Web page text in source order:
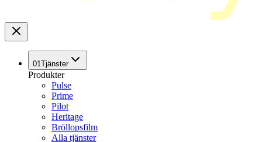
01Tjänster
Produkter
Pulse
Prime
Pilot
Heritage
Bröllopsfilm
Alla tjänster